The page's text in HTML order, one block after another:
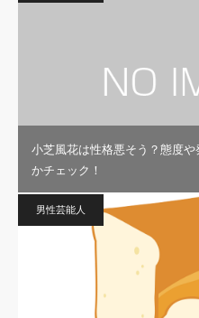
小芝風花は性格悪そう？態度
かチェック！
男性芸能人